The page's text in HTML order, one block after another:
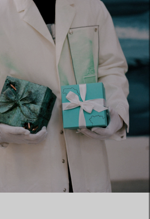
Tipps zur Auswahl eines
Eherings